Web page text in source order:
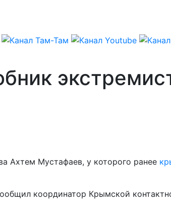
Ахтем Мустафаев, у которого ранее
координатор Крымской